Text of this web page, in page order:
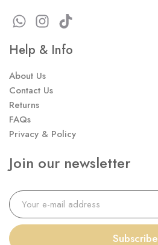
Help & Info
About Us
Contact Us
Returns
FAQs
Privacy & Policy
Join our newsletter
Subscribe